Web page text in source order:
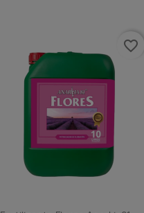
favorite_border